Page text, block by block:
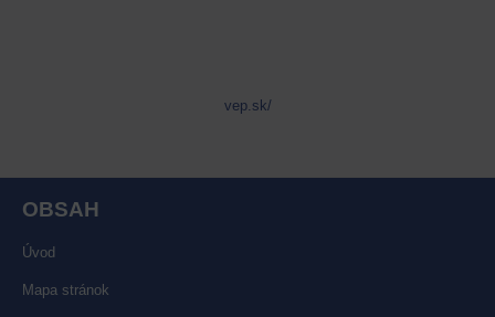
vep.sk/
OBSAH
Úvod
Mapa stránok